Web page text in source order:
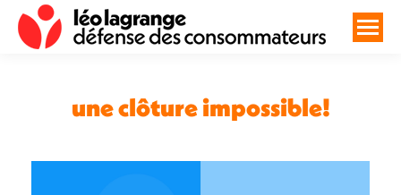
une clôture impossible!